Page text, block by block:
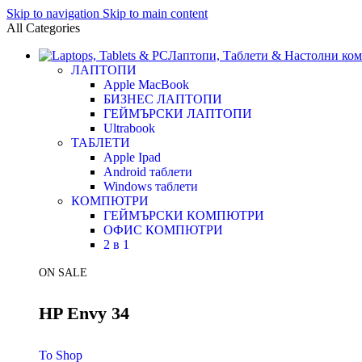
Skip to navigation Skip to main content
All Categories
Лаптопи, Таблети & Настолни
ЛАПТОПИ
Apple MacBook
БИЗНЕС ЛАПТОПИ
ГЕЙМЪРСКИ ЛАПТОПИ
Ultrabook
ТАБЛЕТИ
Apple Ipad
Android таблети
Windows таблети
КОМПЮТРИ
ГЕЙМЪРСКИ КОМПЮТРИ
ОФИС КОМПЮТРИ
2 в 1
ON SALE
HP Envy 34
To Shop